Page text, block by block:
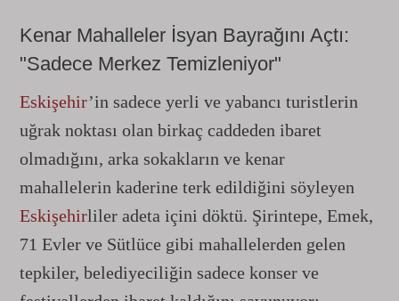
Kenar Mahalleler İsyan Bayrağını Açtı:
"Sadece Merkez Temizleniyor"
Eskişehir’in sadece yerli ve yabancı turistlerin
uğrak noktası olan birkaç caddeden ibaret
olmadığını, arka sokakların ve kenar
mahallelerin kaderine terk edildiğini söyleyen
Eskişehirliler adeta içini döktü. Şirintepe, Emek,
71 Evler ve Sütlüce gibi mahallelerden gelen
tepkiler, belediyeciliğin sadece konser ve